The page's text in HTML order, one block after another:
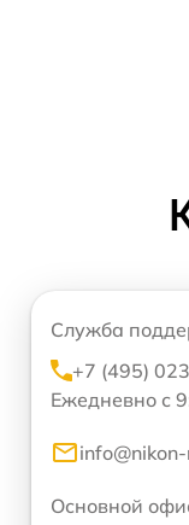
Служба
+7 (495)
Ежедневно с
Основной